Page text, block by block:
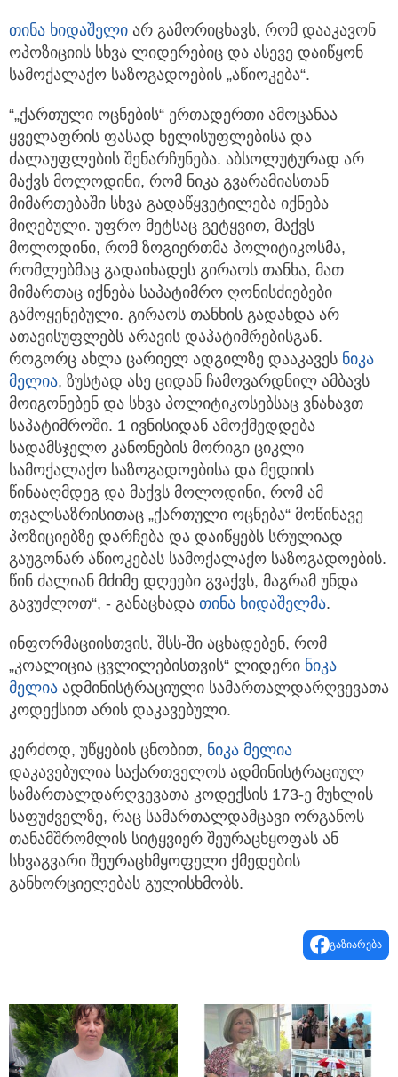
თინა ხიდაშელი არ გამორიცხავს, რომ დააკავონ
ოპოზიციის სხვა ლიდერებიც და ასევე დაიწყონ
სამოქალაქო საზოგადოების „აწიოკება“.
“„ქართული ოცნების“ ერთადერთი ამოცანაა
ყველაფრის ფასად ხელისუფლებისა და
ძალაუფლების შენარჩუნება. აბსოლუტურად არ
მაქვს მოლოდინი, რომ ნიკა გვარამიასთან
მიმართებაში სხვა გადაწყვეტილება იქნება
მიღებული. უფრო მეტსაც გეტყვით, მაქვს
მოლოდინი, რომ ზოგიერთმა პოლიტიკოსმა,
რომლებმაც გადაიხადეს გირაოს თანხა, მათ
მიმართაც იქნება საპატიმრო ღონისძიებები
გამოყენებული. გირაოს თანხის გადახდა არ
ათავისუფლებს არავის დაპატიმრებისგან.
როგორც ახლა ცარიელ ადგილზე დააკავეს ნიკა
მელია, ზუსტად ასე ციდან ჩამოვარდნილ ამბავს
მოიგონებენ და სხვა პოლიტიკოსებსაც ვნახავთ
საპატიმროში. 1 ივნისიდან ამოქმედდება
სადამსჯელო კანონების მორიგი ციკლი
სამოქალაქო საზოგადოებისა და მედიის
წინააღმდეგ და მაქვს მოლოდინი, რომ ამ
თვალსაზრისითაც „ქართული ოცნება“ მოწინავე
პოზიციებზე დარჩება და დაიწყებს სრულიად
გაუგონარ აწიოკებას სამოქალაქო საზოგადოების.
წინ ძალიან მძიმე დღეები გვაქვს, მაგრამ უნდა
გავუძლოთ“, - განაცხადა თინა ხიდაშელმა.
ინფორმაციისთვის, შსს-ში აცხადებენ, რომ
„კოალიცია ცვლილებისთვის“ ლიდერი ნიკა
მელია ადმინისტრაციული სამართალდარღვევათა
კოდექსით არის დაკავებული.
კერძოდ, უწყების ცნობით, ნიკა მელია
დაკავებულია საქართველოს ადმინისტრაციულ
სამართალდარღვევათა კოდექსის 173-ე მუხლის
საფუძველზე, რაც სამართალდამცავი ორგანოს
თანამშრომლის სიტყვიერ შეურაცხყოფას ან
სხვაგვარი შეურაცხმყოფელი ქმედების
განხორციელებას გულისხმობს.
გაზიარება